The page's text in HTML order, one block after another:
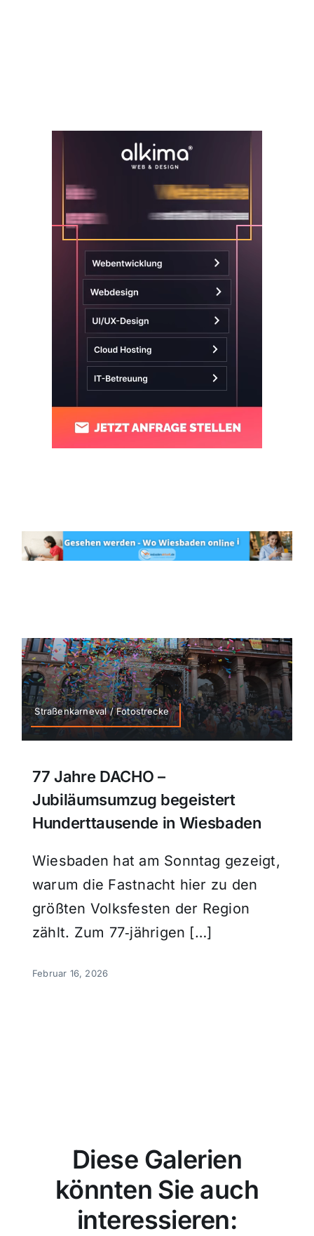
Straßenkarneval / Fotostrecke
77 Jahre DACHO –
Jubiläumsumzug begeistert
Hunderttausende in Wiesbaden
Wiesbaden hat am Sonntag gezeigt,
warum die Fastnacht hier zu den
größten Volksfesten der Region
zählt. Zum 77‑jährigen […]
Februar 16, 2026
Diese Galerien
könnten Sie auch
interessieren: